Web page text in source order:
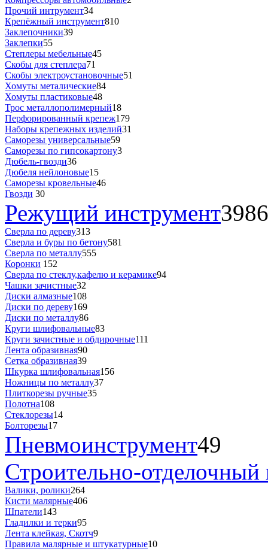
Прочий интрумент34
Крепёжный инструмент810
Заклепочники39
Заклепки55
Степлеры мебельные45
Скобы для степлера71
Скобы электроустановочные51
Хомуты металические84
Хомуты пластиковые48
Трос металлополимерный18
Перфорированный крепеж179
Наборы крепежных изделий31
Саморезы универсальные59
Саморезы по гипсокартону3
Дюбель-гвозди36
Дюбеля нейлоновые15
Саморезы кровельные46
Гвозди 30
Режущий инструмент3986
Сверла по дереву313
Сверла и буры по бетону581
Сверла по металлу555
Коронки 152
Сверла по стеклу,кафелю и керамике94
Чашки зачистные32
Диски алмазные108
Диски по дереву169
Диски по металлу86
Круги шлифовальные83
Круги зачистные и обдирочные111
Лента образивная90
Сетка образивная39
Шкурка шлифовальная156
Ножницы по металлу37
Плиткорезы ручные35
Полотна108
Стеклорезы14
Болторезы17
Пневмоинструмент49
Строительно-отделочный
Валики, ролики264
Кисти малярные406
Шпатели143
Гладилки и терки95
Лента клейкая, Скотч9
Правила малярные и штукатурные10